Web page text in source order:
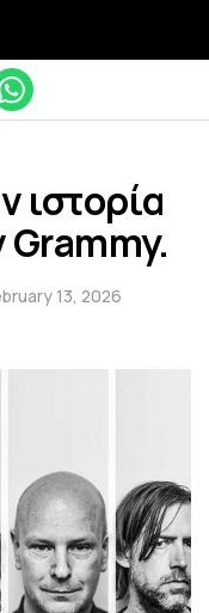
ιστορία
Grammy.
13, 2026